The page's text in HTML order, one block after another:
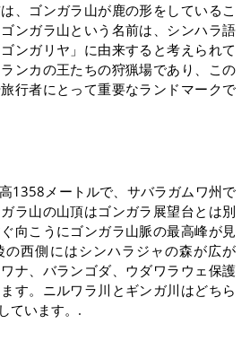
、ゴンガラ山が鹿の形をしているこ
ンガラ山という名前は、シンハラ語
ンガリヤ」に由来すると考えられて
ンカの王たちの狩猟場であり、この
行者にとって重要なランドマークで
1358メートルで、サバラガムワ州で
ラ山の山頂はゴンガラ展望台とは別
向こうにゴンガラ山脈の最高峰が見
の西側にはシンハラジャの森が広が
ナ、バランゴダ、ウダワラウェ保護
す。ニルワラ川とギンガ川はどちら
ています。.